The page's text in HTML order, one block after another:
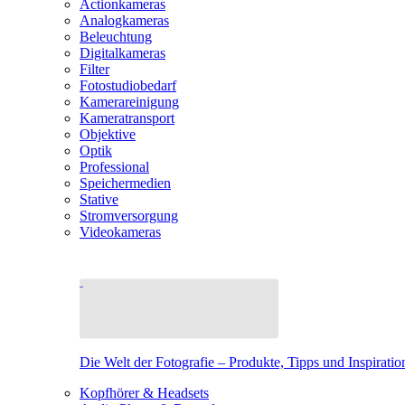
Actionkameras
Analogkameras
Beleuchtung
Digitalkameras
Filter
Fotostudiobedarf
Kamerareinigung
Kameratransport
Objektive
Optik
Professional
Speichermedien
Stative
Stromversorgung
Videokameras
Die Welt der Fotografie – Produkte, Tipps und
Kopfhörer & Headsets